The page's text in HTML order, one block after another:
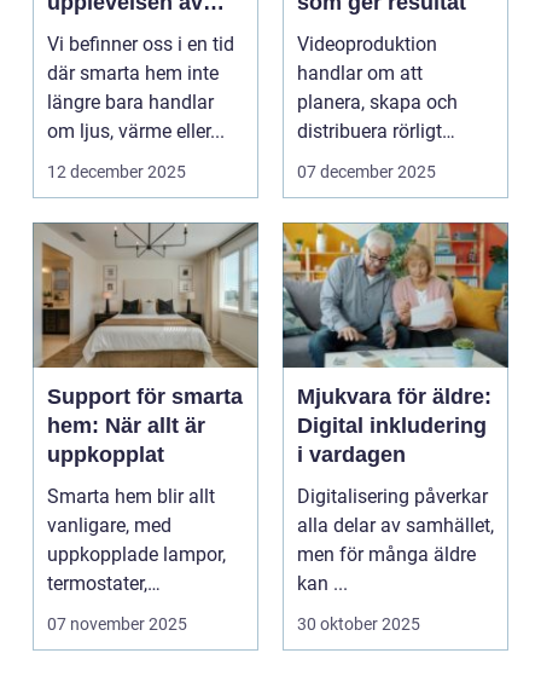
smarta hem
Vi befinner oss i en tid
där smarta hem inte
längre bara handlar
om ljus, värme eller...
12 december 2025
Videoproduktion
handlar om att
planera, skapa och
distribuera rörligt
innehåll som fö...
07 december 2025
Support för smarta
hem: När allt är
uppkopplat
Smarta hem blir allt
vanligare, med
uppkopplade lampor,
termostater,
säkerhetskameror och
07 november 2025
Mjukvara för äldre:
Digital inkludering
i vardagen
Digitalisering påverkar
alla delar av samhället,
men för många äldre
kan ...
30 oktober 2025